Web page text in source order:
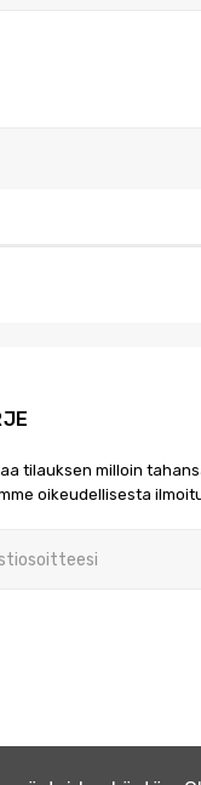
tilauksen milloin
oikeudellisesta